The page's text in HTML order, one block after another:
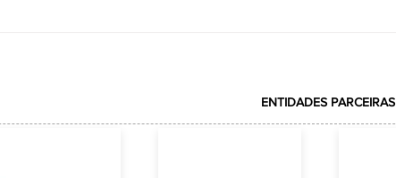
ENTIDADES PARCEIRAS